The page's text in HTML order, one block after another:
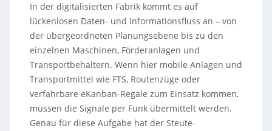
In der digitalisierten Fabrik kommt es auf
lückenlosen Daten- und Informationsfluss an – von
der übergeordneten Planungsebene bis zu den
einzelnen Maschinen, Förderanlagen und
Transportbehältern. Wenn hier mobile Anlagen und
Transportmittel wie FTS, Routenzüge oder
verfahrbare eKanban-Regale zum Einsatz kommen,
müssen die Signale per Funk übermittelt werden.
Genau für diese Aufgabe hat der Steute-